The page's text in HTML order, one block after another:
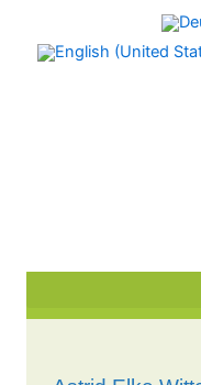
springen